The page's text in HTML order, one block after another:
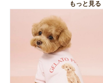
もっと見る